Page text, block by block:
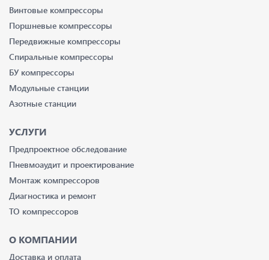
Винтовые компрессоры
Поршневые компрессоры
Передвижные компрессоры
Спиральные компрессоры
БУ компрессоры
Модульные станции
Азотные станции
УСЛУГИ
Предпроектное обследование
Пневмоаудит и проектирование
Монтаж компрессоров
Диагностика и ремонт
ТО компрессоров
О КОМПАНИИ
Доставка и оплата